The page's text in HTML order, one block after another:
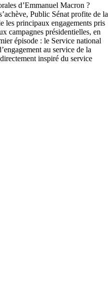
d’Emmanuel Macron ?
Public Sénat profite de la
les principaux engagements pris
campagnes présidentielles, en
épisode : le Service national
au service de la
inspiré du service